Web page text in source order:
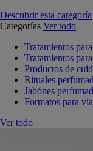
Descubrir esta categoría
Categorías Ver todo
Tratamientos
Tratamientos
Productos de
Rituales
Jabónes
Formatos para
Ver todo